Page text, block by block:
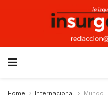
Home Internacional Mundo